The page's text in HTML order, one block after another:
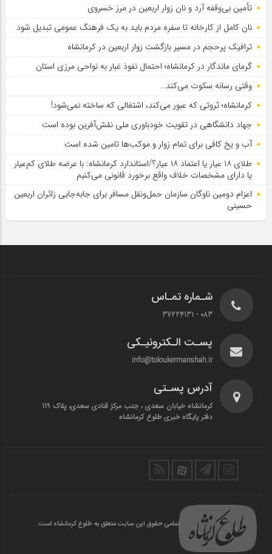
تأمین بی‌وقفه آرد و نان زوار اربعین در مرز خسروی
نان کامل از کارخانه تا سفره مردم باید به یک فرهنگ عمومی تبدیل شود
ترافیک پرحجم در مسیر بازگشت زوار اربعین در کرمانشاه
گرمای ماندگار در کرمانشاه؛ احتمال نفوذ غبار به نواحی مرزی استان
وقتی رسانه سکوت می‌کند…
کرمانشاه؛ ثروتی که عبور می‌کند، اشتغالی که ساخته نمی‌شود!
جهاد دانشگاهی در تقویت خودباوری ملی نقش‌آفرین بوده است
آب و یخ کافی برای تمام زوار و موکب‌ها تامین شده است
طلای ۱۸ عیار یا اعتماد ۱۸ عیار؟/استاندارد کرمانشاه: با عرضه طلای کم‌عیار
یا دارای مشخصات خلاف واقع برخورد قانونی می‌کنیم
اعزام دومین ناوگان سازمان حمل‌ونقل مسافر برای جابه‌جایی زائران اربعین
حسینی
شـماره تمـاس
083 - 37224131
پسـت الـکترونیـکی
info@toloukermanshah.ir
آدرس پسـتی
کرمانشاه خیابان سعدی ، جنب مرکز قنادی سعدی، پلاک 119
دفتر پایگاه خبری طلوع کرمانشاه
تمامی حقوق این سایت متعلق به طلوع کرمانشاه است.